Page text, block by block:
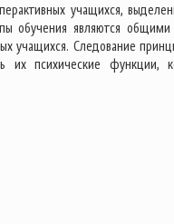
учащихся,
обучения являются
учащихся. Следование
их психические функции,